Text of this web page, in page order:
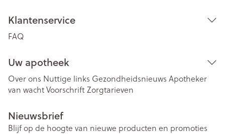
Klantenservice
FAQ
Uw apotheek
Over ons Nuttige links Gezondheidsnieuws Apotheker
van wachtVoorschriftZorgtarieven
Nieuwsbrief
Blijf op de hoogte van nieuwe producten en promoties